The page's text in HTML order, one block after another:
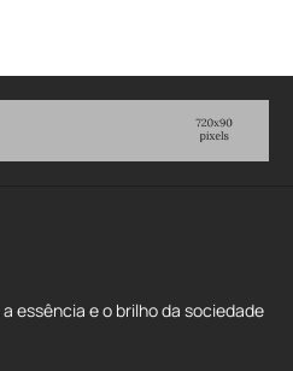
essência e o brilho da sociedade